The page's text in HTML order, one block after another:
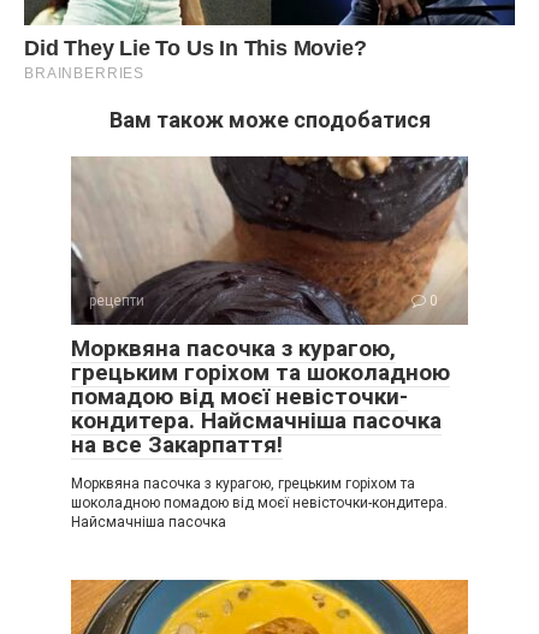
Вам також може сподобатися
рецепти 0
Морквяна пасочка з курагою,
грецьким горіхом та шоколадною
помадою від моєї невісточки-
кондитера. Найсмачніша пасочка
на все Закарпаття!
Морквяна пасочка з курагою, грецьким горіхом та
шоколадною помадою від моєї невісточки-кондитера.
Найсмачніша пасочка